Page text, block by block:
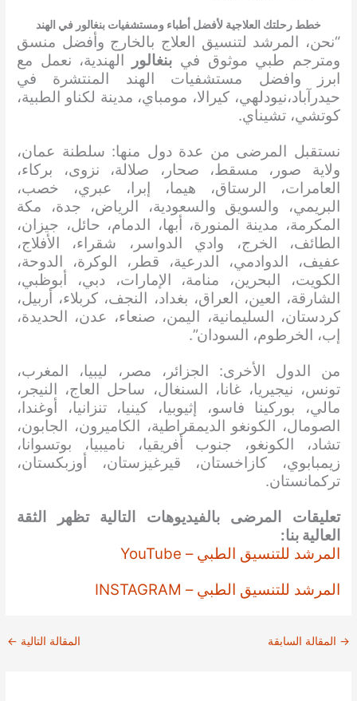
خطط رحلتك العلاجية لأفضل أطباء ومستشفيات بنغالور في الهند
“نحن، المرشد لتنسيق العلاج بالخارج وأفضل منسق
ومترجم طبي موثوق في بنغالور الهندية، نعمل مع
ابرز وافضل مستشفيات الهند المنتشرة في
حيدرآباد،نيودلهي، كيرالا، مومباي، مدينة لكناو الطبية،
كوتشي، تشيناي.
نستقبل المرضى من عدة دول منها: سلطنة عمان،
ولاية صور، مسقط، صحار، صلالة، نزوى، بركاء،
العامرات، الرستاق، هيما، إبرا، عبري، خصب،
البريمي، والسويق والسعودية، الرياض، جدة، مكة
المكرمة، مدينة المنورة، أبها، الدمام، حائل، جيزان،
الطائف، الخرج، وادي الدواسر، شقراء، الأفلاج،
عفيف، الدوادمي، الدرعية، قطر، الوكرة، الدوحة،
الكويت، البحرين، منامة، الإمارات، دبي، أبوظبي،
الشارقة، العين، العراق، بغداد، النجف، كربلاء، أربيل،
كردستان، السليمانية، اليمن، صنعاء، عدن، الحديدة،
إب، الخرطوم، السودان”.
من الدول الأخرى: الجزائر، مصر، ليبيا، المغرب،
تونس، نيجيريا، غانا، السنغال، ساحل العاج، النيجر،
مالي، بوركينا فاسو، إثيوبيا، كينيا، تنزانيا، أوغندا،
الصومال، الكونغو الديمقراطية، الكاميرون، الجابون،
تشاد، الكونغو، جنوب أفريقيا، ناميبيا، بوتسوانا،
زيمبابوي، كازاخستان، قيرغيزستان، أوزبكستان،
تركمانستان.
تعليقات المرضى بالفيديوهات التالية تظهر الثقة
العالية بنا:
المرشد للتنسيق الطبي – YouTube
المرشد للتنسيق الطبي – INSTAGRAM
→ المقالة السابقة المقالة التالية ←